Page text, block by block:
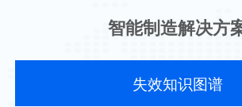
智能制造解决方
失效知识图谱